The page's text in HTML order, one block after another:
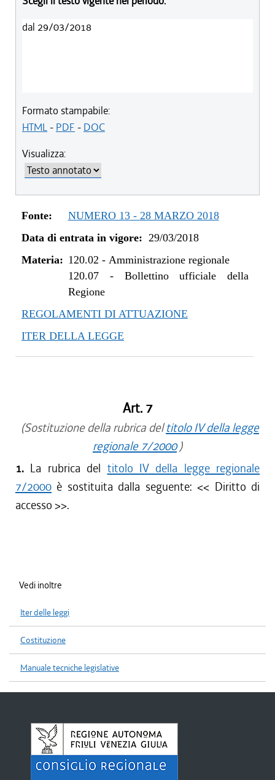
dal 29/03/2018
Formato stampabile:
HTML- PDF - DOC
Visualizza:
Fonte:
NUMERO 13 - 28 MARZO 2018
Data di entrata in vigore: 29/03/2018
Materia: 120.02 - Amministrazione regionale
120.07- Bollettino ufficiale della
Regione
REGOLAMENTI DI ATTUAZIONE
ITER DELLA LEGGE
Art. 7
(Sostituzione della rubrica deltitolo IV della legge
regionale 7/2000)
1. La rubrica del titolo IV della legge regionale
7/2000 è sostituita dalla seguente: << Diritto di
accesso >>.
Vedi inoltre
Iter delle leggi
Costituzione
Manuale tecniche legislative